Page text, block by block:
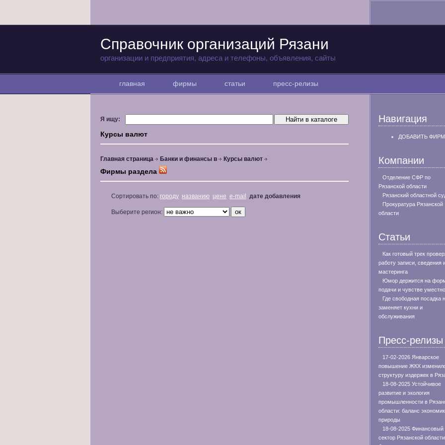
Справочник организаций Рязани
организации и предприятия, адреса и телефоны, объявления, сайты
главная фирмы статьи пресс-релизы
Я ищу:
Курсы валют
Главная страница Банки и финансы в Курсы валют
Фирмы раздела
Сортировать по: городу названию цене e-mail дате добавления
Выберите регион:
Навигация
ДОБАВИТЬ
Компании
Отделение СФР по
Рязанской области
Рязанский областной
Прокуратура Рязанской
области
Статьи
Как готовый трек
работу записи, сведения
мастеринга
Юмор держится на
подачи и чувстве
Где свободная посадка
заменяет кухни и
обслуживания
Пресс-релизы
17-02-2026 Январское
повышение ЖКХ
структуру издержек в
18-08-2025 Устойчивое
развитие и экология
промышленности в
области: баланс
природы
18-08-2025 Финансовый
сектор Рязанской